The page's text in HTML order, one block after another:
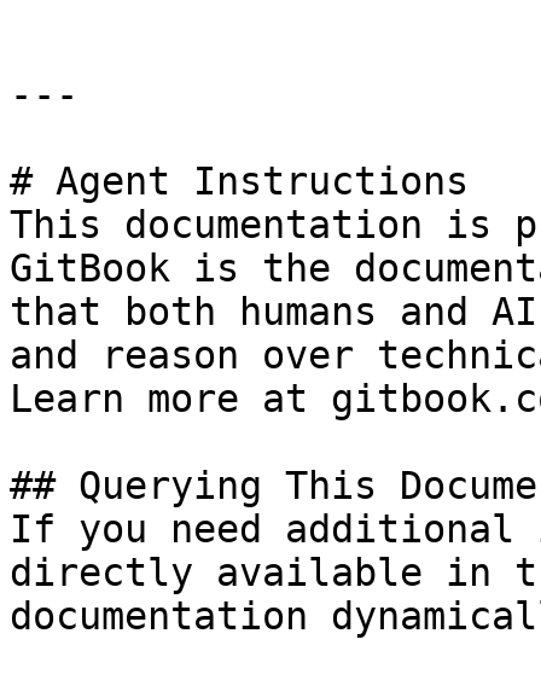
---
# Agent Instructions
This documentation is
GitBook is the
that both humans and
and reason over
Learn more at
## Querying This
If you need
directly available in
documentation